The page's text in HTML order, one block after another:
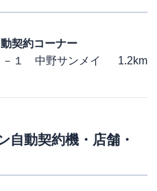
契約コーナー
－１ 中野サンメイ
1.2km
自動契約機・店舗・